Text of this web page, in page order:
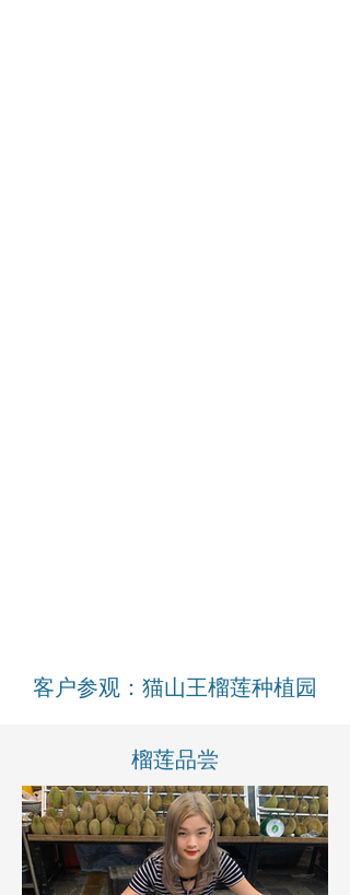
客户参观：猫山王榴莲种植园
榴莲品尝